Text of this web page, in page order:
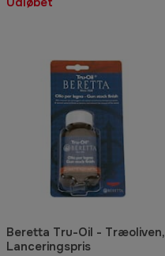
Beretta Tru-Oil - Træoliven,
Lanceringspris